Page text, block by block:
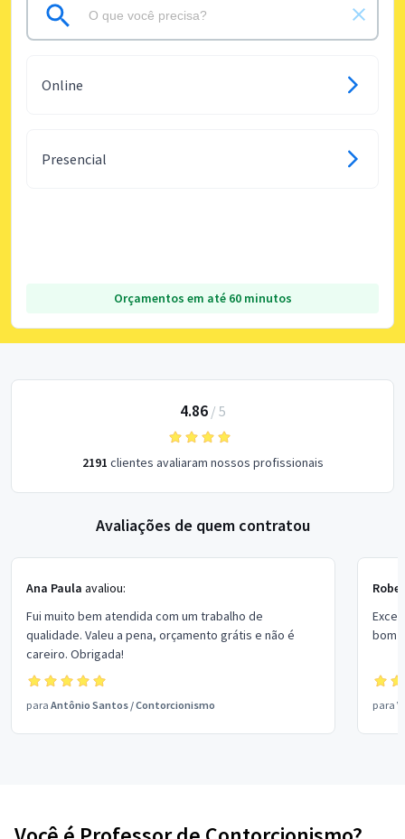
Online
Presencial
Orçamentos em até 60 minutos
4.86/ 5
2191 clientes avaliaram nossos profissionais
Avaliações de quem contratou
Ana Paula avaliou:
Fui muito bem atendida com um trabalho de
qualidade. Valeu a pena, orçamento grátis e não é
careiro. Obrigada!
para Antônio Santos /Contorcionismo
bom
para